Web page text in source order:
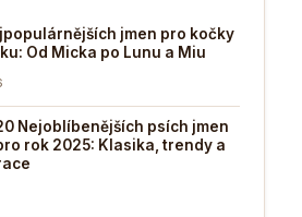
jmen pro kočky
Od Micka po Lunu a Miu
Nejoblíbenějších psích jmen
rok 2025: Klasika, trendy a